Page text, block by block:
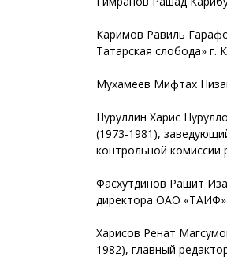
Каримов Равиль
Татарская слобода» г.
Мухамеев Мифтах
Нуруллин Харис
(1973-1981),
контрольной комиссии
Фасхутдинов Рашит
директора ОАО «ТАИФ»
Харисов Ренат
1982), главный